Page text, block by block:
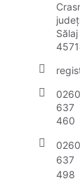
Sălaj
0260
637
460
0260
637
498